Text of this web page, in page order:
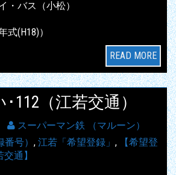
・バス（小松）
式(H18)）
READ MORE
112（江若交通）
スーパーマン鉄 （マルーン）
号） , 江若「希望登録」 ,
【希望登
交通】